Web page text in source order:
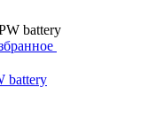
battery